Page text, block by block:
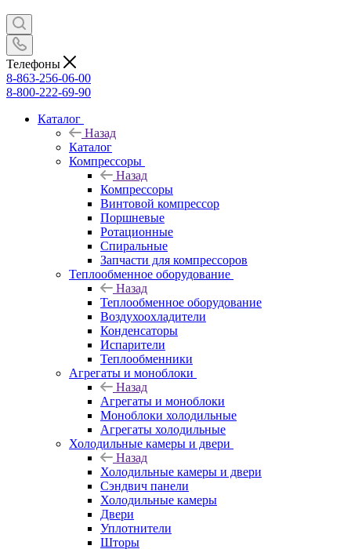
Телефоны
8-863-256-06-00
8-800-222-69-90
Каталог
Назад
Каталог
Компрессоры
Назад
Компрессоры
Винтовой компрессор
Поршневые
Ротационные
Спиральные
Запчасти для компрессоров
Теплообменное оборудование
Назад
Теплообменное оборудование
Воздухоохладители
Конденсаторы
Испарители
Теплообменники
Агрегаты и моноблоки
Назад
Агрегаты и моноблоки
Моноблоки холодильные
Агрегаты холодильные
Холодильные камеры и двери
Назад
Холодильные камеры и двери
Сэндвич панели
Холодильные камеры
Двери
Уплотнители
Шторы